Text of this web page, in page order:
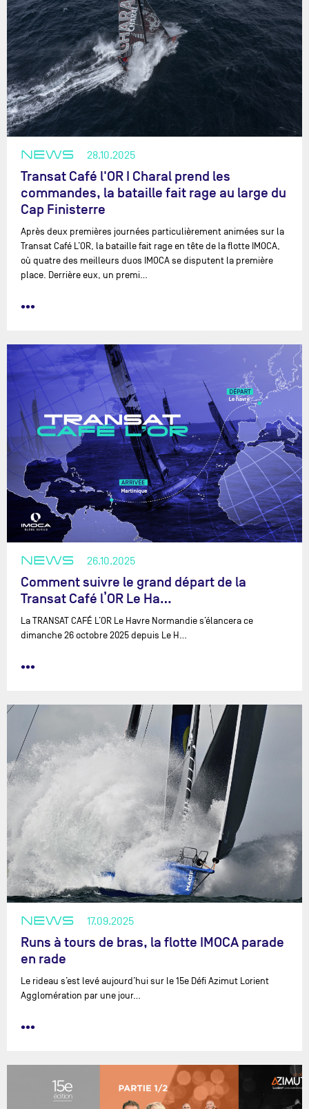
NEWS 28.10.2025
Transat Café l'OR I Charal prend les
commandes, la bataille fait rage au large du
Cap Finisterre
Après deux premières journées particulièrement animées sur la
Transat Café L’OR, la bataille fait rage en tête de la flotte IMOCA,
où quatre des meilleurs duos IMOCA se disputent la première
place. Derrière eux, un premi…
•••
NEWS 26.10.2025
Comment suivre le grand départ de la
Transat Café l’OR Le Ha…
La TRANSAT CAFÉ L’OR Le Havre Normandie s’élancera ce
dimanche 26 octobre 2025 depuis Le H…
•••
NEWS 17.09.2025
Runs à tours de bras, la flotte IMOCA parade
en rade
Le rideau s’est levé aujourd’hui sur le 15e Défi Azimut Lorient
Agglomération par une jour…
•••